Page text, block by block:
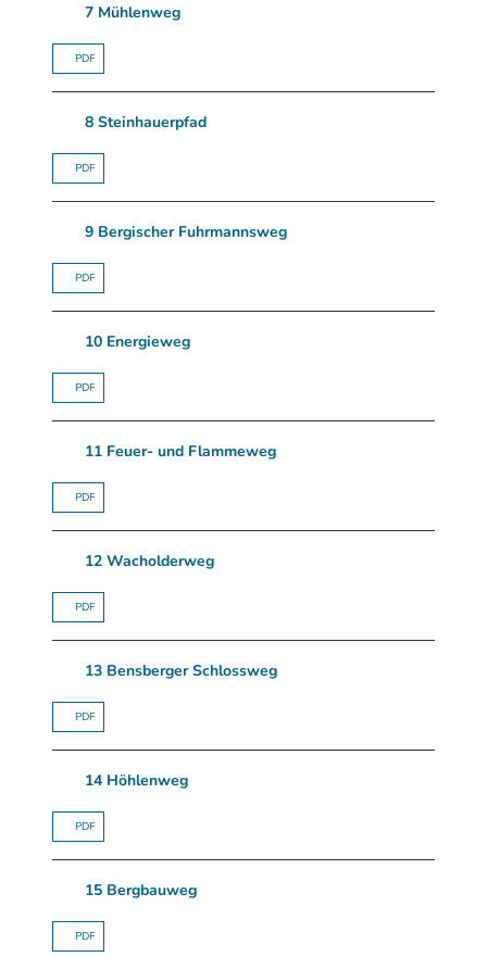
7 Mühlenweg
PDF
8 Steinhauerpfad
PDF
9 Bergischer Fuhrmannsweg
PDF
10 Energieweg
PDF
11 Feuer- und Flammeweg
PDF
12 Wacholderweg
PDF
13 Bensberger Schlossweg
PDF
14 Höhlenweg
PDF
15 Bergbauweg
PDF